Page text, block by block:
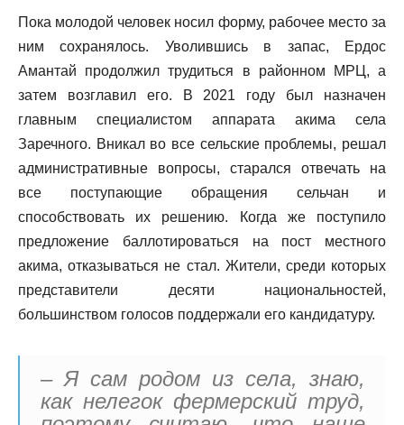
Пока молодой человек носил форму, рабочее место за
ним сохранялось. Уволившись в запас, Ердос
Амантай продолжил трудиться в районном МРЦ, а
затем возглавил его. В 2021 году был назначен
главным специалистом аппарата акима села
Заречного. Вникал во все сельские проблемы, решал
административные вопросы, старался отвечать на
все поступающие обращения сельчан и
способствовать их решению. Когда же поступило
предложение баллотироваться на пост местного
акима, отказываться не стал. Жители, среди которых
представители десяти национальностей,
большинством голосов поддержали его кандидатуру.
– Я сам родом из села, знаю,
как нелегок фермерский труд,